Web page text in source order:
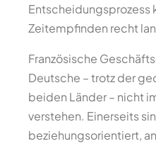
Entscheidungsprozess
Zeitempfinden recht
Französische
Deutsche – trotz der
beiden Länder – nicht
verstehen. Einerseits
beziehungsorientiert,